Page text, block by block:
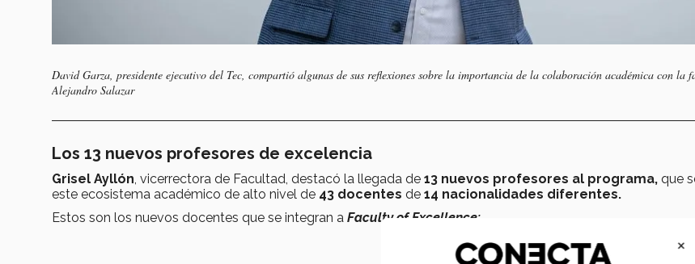
David Garza, presidente ejecutivo del Tec, compartió algunas de sus reflexiones sobre la importancia de la colaboración académica con la
Alejandro Salazar
Los 13 nuevos profesores de excelencia
Grisel Ayllón, vicerrectora de Facultad, destacó la llegada de 13 nuevos profesores al programa, que
este ecosistema académico de alto nivel de 43 docentes de 14 nacionalidades diferentes.
Estos son los nuevos docentes que se integran a Faculty of Excellence:
×